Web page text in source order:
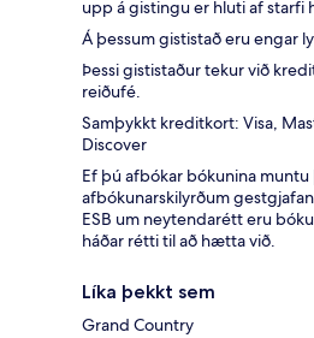
upp á gistingu er hluti af starfi
Á þessum gististað eru engar
Þessi gististaður tekur við
reiðufé.
Samþykkt kreditkort: Visa,
Discover
Ef þú afbókar bókunina muntu
afbókunarskilyrðum
ESB um neytendarétt eru
háðar rétti til að hætta við.
Líka þekkt sem
Grand Country